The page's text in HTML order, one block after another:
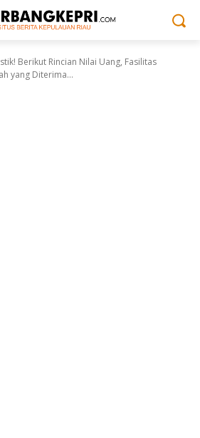
Berikut Rincian Nilai Uang, Fasilitas
yang Diterima...